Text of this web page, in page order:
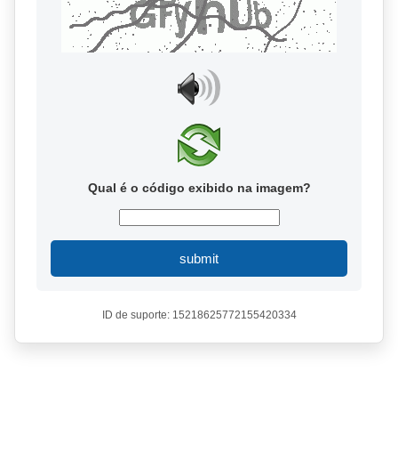
Qual é o código exibido na imagem?
submit
ID de suporte: 15218625772155420334